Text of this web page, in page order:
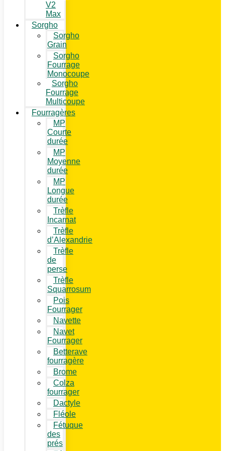
V2
Max
Sorgho
Sorgho
Grain
Sorgho
Fourrage
Monocoupe
Sorgho
Fourrage
Multicoupe
Fourragères
MP
Courte
durée
MP
Moyenne
durée
MP
Longue
durée
Trèfle
Incarnat
Trèfle
d’Alexandrie
Trèfle
de
perse
Trèfle
Squarrosum
Pois
Fourrager
Navette
Navet
Fourrager
Betterave
fourragère
Brome
Colza
fourrager
Dactyle
Fléole
Fétuque
des
prés